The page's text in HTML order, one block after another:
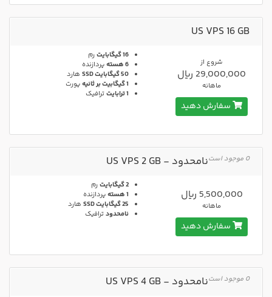
US VPS 16 GB
16 گیگابایت
رم
6 هسته
پردازنده
50 گیگابایت SSD
هارد
1 گیگابیت بر ثانیه
پورت
1 ترابایت
ترافیک
شروع از
29,000,000 ریال
ماهانه
سفارش دهید
نامحدود - US VPS 2 GB 0 موجود است
2 گیگابایت
رم
1 هسته
پردازنده
25 گیگابایت SSD
هارد
نامحدودترافیک
5,500,000 ریال
ماهانه
سفارش دهید
نامحدود - US VPS 4 GB 0 موجود است